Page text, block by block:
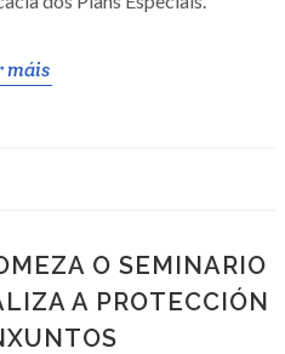
máis
O SEMINARIO
A PROTECCIÓN